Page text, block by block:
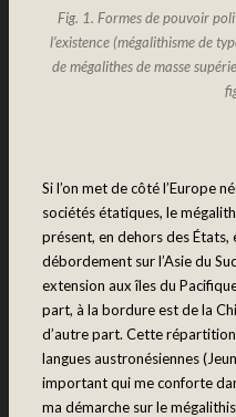
Fig. 1. Formes de pouvoir
l’existence (mégalithisme de
de mégalithes de masse
Si l’on met de côté l’Europe
sociétés étatiques, le
présent, en dehors des États,
débordement sur l’Asie du
extension aux îles du
part, à la bordure est de la
d’autre part. Cette
langues austronésiennes
important qui me conforte
ma démarche sur le